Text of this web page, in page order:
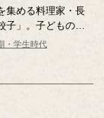
集める料理家・長
子」。子どもの
直伝の味は、体
さ。長谷川さん
・学生時代